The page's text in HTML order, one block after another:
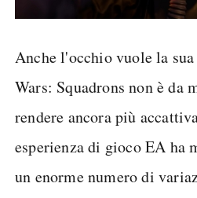
Anche l'occhio vuole la
Wars: Squadrons non è da
rendere ancora più
esperienza di gioco EA ha
un enorme numero di